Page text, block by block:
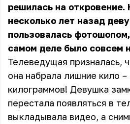
решилась на откровение.
несколько лет назад
пользовалась
самом деле было совсем
Телеведущая призналась,
она набрала лишние кило –
килограммов! Девушка
перестала появляться в
выкладывала видео, а